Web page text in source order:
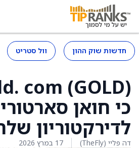
חדשות שוק ההון וול סטריט
כי חואן
לדירקטוריון
דה פליי (TheFly) 17 במרץ 2026